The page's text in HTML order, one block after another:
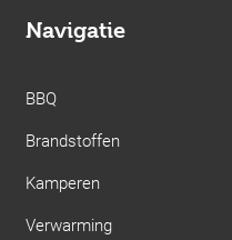
Navigatie
BBQ
Brandstoffen
Kamperen
Verwarming